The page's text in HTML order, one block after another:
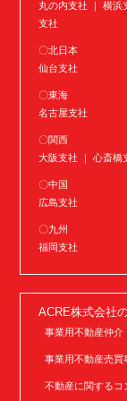
丸の内支社 ｜ 横浜
支社
〇北日本
仙台支社
〇東海
名古屋支社
〇関西
大阪支社 ｜ 心斎橋
〇中国
広島支社
〇九州
福岡支社
ACRE株式会社
事業用不動産仲介
事業用不動産売買
不動産に関するコ